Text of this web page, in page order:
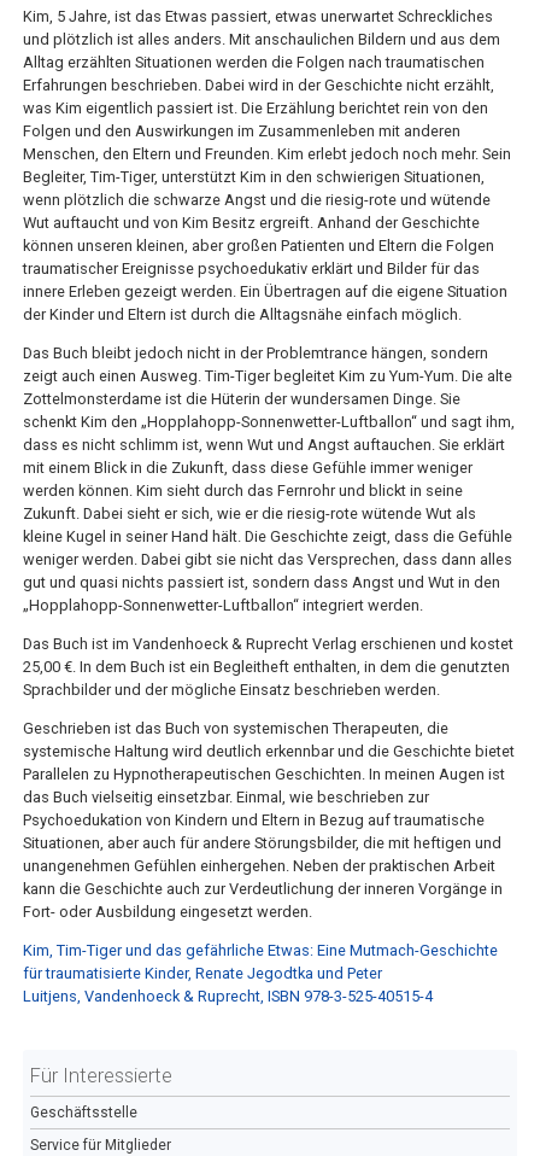
Kim, 5 Jahre, ist das Etwas passiert, etwas unerwartet Schreckliches
und plötzlich ist alles anders. Mit anschaulichen Bildern und aus dem
Alltag erzählten Situationen werden die Folgen nach traumatischen
Erfahrungen beschrieben. Dabei wird in der Geschichte nicht erzählt,
was Kim eigentlich passiert ist. Die Erzählung berichtet rein von den
Folgen und den Auswirkungen im Zusammenleben mit anderen
Menschen, den Eltern und Freunden. Kim erlebt jedoch noch mehr. Sein
Begleiter, Tim-Tiger, unterstützt Kim in den schwierigen Situationen,
wenn plötzlich die schwarze Angst und die riesig-rote und wütende
Wut auftaucht und von Kim Besitz ergreift. Anhand der Geschichte
können unseren kleinen, aber großen Patienten und Eltern die Folgen
traumatischer Ereignisse psychoedukativ erklärt und Bilder für das
innere Erleben gezeigt werden. Ein Übertragen auf die eigene Situation
der Kinder und Eltern ist durch die Alltagsnähe einfach möglich.
Das Buch bleibt jedoch nicht in der Problemtrance hängen, sondern
zeigt auch einen Ausweg. Tim-Tiger begleitet Kim zu Yum-Yum. Die alte
Zottelmonsterdame ist die Hüterin der wundersamen Dinge. Sie
schenkt Kim den „Hopplahopp-Sonnenwetter-Luftballon“ und sagt ihm,
dass es nicht schlimm ist, wenn Wut und Angst auftauchen. Sie erklärt
mit einem Blick in die Zukunft, dass diese Gefühle immer weniger
werden können. Kim sieht durch das Fernrohr und blickt in seine
Zukunft. Dabei sieht er sich, wie er die riesig-rote wütende Wut als
kleine Kugel in seiner Hand hält. Die Geschichte zeigt, dass die Gefühle
weniger werden. Dabei gibt sie nicht das Versprechen, dass dann alles
gut und quasi nichts passiert ist, sondern dass Angst und Wut in den
„Hopplahopp-Sonnenwetter-Luftballon“ integriert werden.
Das Buch ist im Vandenhoeck & Ruprecht Verlag erschienen und kostet
25,00 €. In dem Buch ist ein Begleitheft enthalten, in dem die genutzten
Sprachbilder und der mögliche Einsatz beschrieben werden.
Geschrieben ist das Buch von systemischen Therapeuten, die
systemische Haltung wird deutlich erkennbar und die Geschichte bietet
Parallelen zu Hypnotherapeutischen Geschichten. In meinen Augen ist
das Buch vielseitig einsetzbar. Einmal, wie beschrieben zur
Psychoedukation von Kindern und Eltern in Bezug auf traumatische
Situationen, aber auch für andere Störungsbilder, die mit heftigen und
unangenehmen Gefühlen einhergehen. Neben der praktischen Arbeit
kann die Geschichte auch zur Verdeutlichung der inneren Vorgänge in
Fort- oder Ausbildung eingesetzt werden.
Kim, Tim-Tiger und das gefährliche Etwas: Eine Mutmach-Geschichte
für traumatisierte Kinder, Renate Jegodtka und Peter
Luitjens, Vandenhoeck & Ruprecht, ISBN 978-3-525-40515-4
Für Interessierte
Geschäftsstelle
Service für Mitglieder